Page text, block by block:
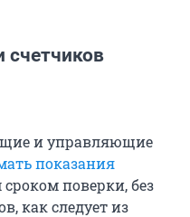
счетчиков
и управляющие
показания
поверки, без
как следует из